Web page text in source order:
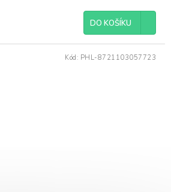
DO KOŠÍKU
Kód: PHL-8721103057723